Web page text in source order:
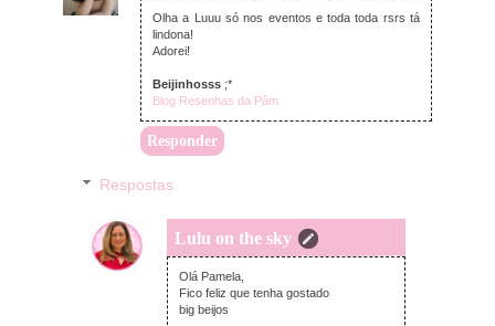
Olha a Luuu só nos eventos e toda toda rsrs tá
lindona!
Adorei!
Beijinhosss ;*
Blog Resenhas da Pâm
Responder
Respostas
Lulu on the sky
terça-feira, julho 18, 2017
Olá Pamela,
Fico feliz que tenha gostado
big beijos